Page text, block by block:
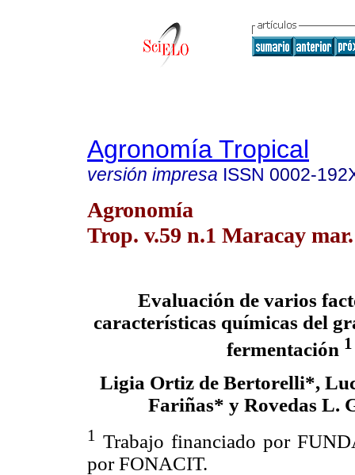
Agronomía Tropical
versión impresa ISSN 0002-
Agronomía
Trop. v.59 n.1 Maracay
Evaluación de varios
características químicas del
fermentación 1
Ligia Ortiz de Bertorelli*,
Fariñas* y Rovedas L.
1 Trabajo financiado por
por FONACIT.